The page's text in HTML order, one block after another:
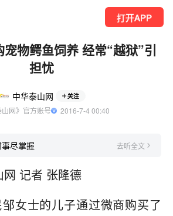
打开APP
物鳄鱼饲养 经常“越狱”引
担忧
中华泰山网 关注
山网》官方账号
  2016-7-4 00:40
尽掌握 去听全文
网 记者 张隆德
女士的儿子通过微商购买了